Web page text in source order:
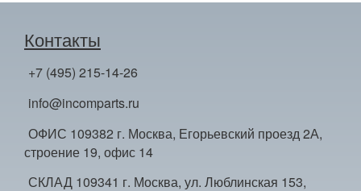
Контакты
+7 (495) 215-14-26
info@incomparts.ru
ОФИС 109382 г. Москва, Егорьевский проезд 2А,
строение 19, офис 14
СКЛАД 109341 г. Москва, ул. Люблинская 153,